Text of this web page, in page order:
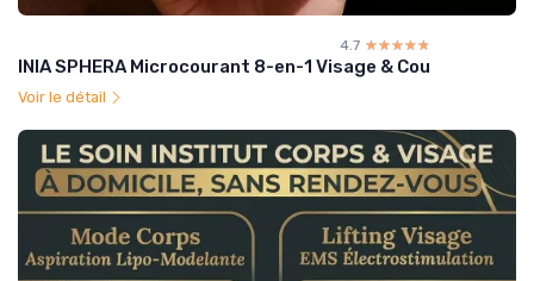
4.7 ☆☆☆☆☆
★★★★★
INIA SPHERA Microcourant 8-en-1 Visage & Cou
Voir le détail